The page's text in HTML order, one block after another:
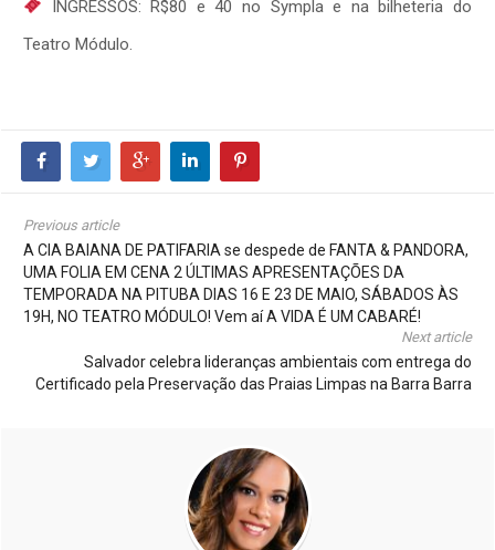
INGRESSOS: R$80 e 40 no Sympla e na bilheteria do
Teatro Módulo.
Previous article
A CIA BAIANA DE PATIFARIA se despede de FANTA & PANDORA,
UMA FOLIA EM CENA 2 ÚLTIMAS APRESENTAÇÕES DA
TEMPORADA NA PITUBA DIAS 16 E 23 DE MAIO, SÁBADOS ÀS
19H, NO TEATRO MÓDULO! Vem aí A VIDA É UM CABARÉ!
Next article
Salvador celebra lideranças ambientais com entrega do
Certificado pela Preservação das Praias Limpas na Barra Barra